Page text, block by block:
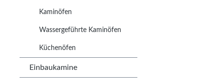
Kaminöfen
Wassergeführte Kaminöfen
Küchenöfen
Einbaukamine